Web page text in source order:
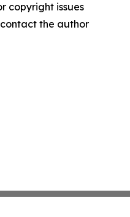
copyright issues
the author